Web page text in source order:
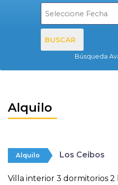
BUSCAR
Búsqueda
Alquilo
Alquilo Los Ceibos
Villa interior 3 dormitorios 2